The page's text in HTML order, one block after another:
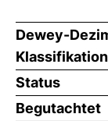
Dewey-
Klassifikation
Status
Begutachtet